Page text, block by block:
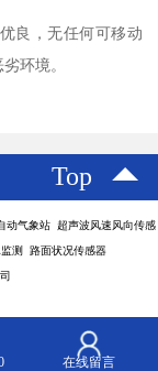
良，无任何可移动
环境。
Top
动气象站 超声波风速风向传感
测 路面状况传感器
在线留言